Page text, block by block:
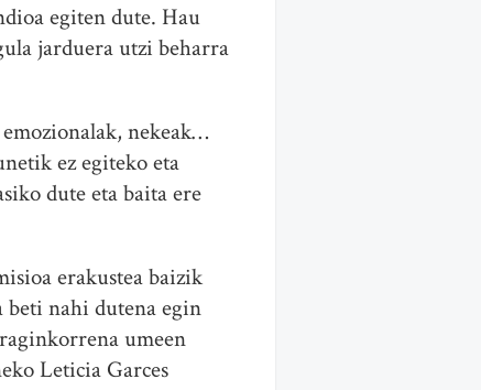
egiten dute. Hau
jarduera utzi beharra
nekeak…
ez egiteko eta
dute eta baita ere
erakustea baizik
beti nahi dutena egin
umeen
Leticia Garces